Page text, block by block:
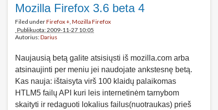
Mozilla Firefox 3.6 beta 4
Filed underFirefox +, Mozilla Firefox
Publikuota: 2009-11-27 10:05
Autorius:Darius
Naujausią betą galite atsisiųsti iš mozilla.com arba
atsinaujinti per meniu jei naudojate ankstesnę betą.
Kas nauja: ištaisyta virš 100 klaidų palaikomas
HTLM5 failų API kuri leis internetinėm tarnybom
skaityti ir redaguoti lokalius failus(nuotraukas) prieš